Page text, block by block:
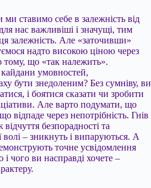
ставимо себе в залежність від
нас важливіші і значущі, тим
залежність. Але «заточивши»
надто високою ціною через
тому, що «так належить».
умовностей,
бути знедоленим? Без сумніву, ви
і боятися сказати чи зробити
Але варто подумати, що
відпаде через непотрібність. Гнів
відчуття безпорадності та
волі – зникнуть і випаруються. А
точне усвідомлення
чого ви насправді хочете –